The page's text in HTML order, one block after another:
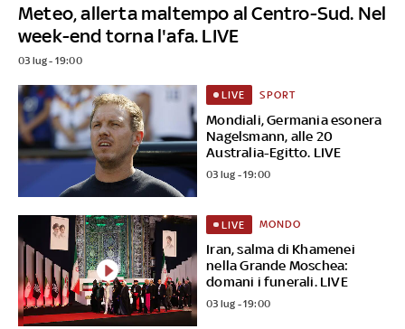
Meteo, allerta maltempo al Centro-Sud. Nel
week-end torna l'afa. LIVE
03 lug - 19:00
Mondiali, Germania esonera
Nagelsmann, alle 20
Australia-Egitto. LIVE
LIVE SPORT
03 lug - 19:00
Iran, salma di Khamenei
nella Grande Moschea:
domani i funerali. LIVE
LIVE MONDO
03 lug - 19:00